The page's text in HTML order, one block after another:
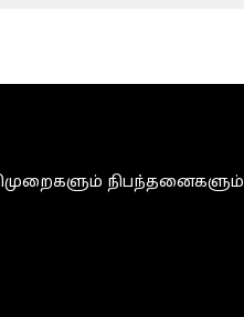
நிபந்தனைகளும்